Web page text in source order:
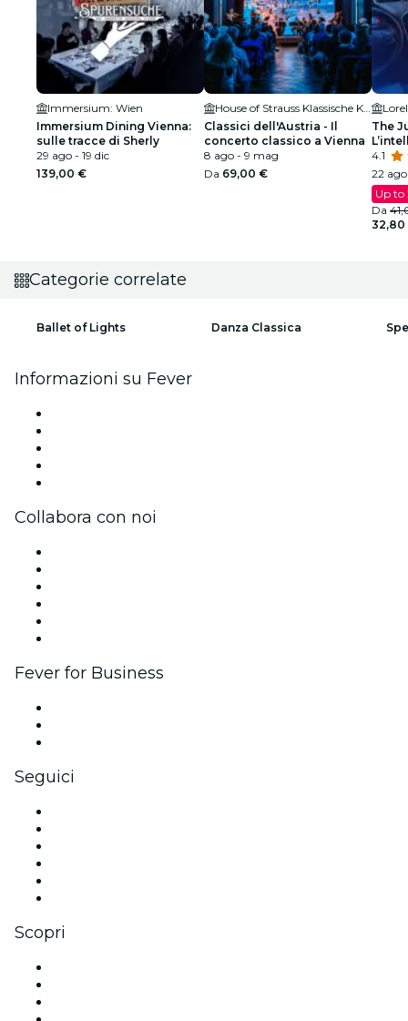
Immersium: Wien
Immersium Dining Vienna:
sulle tracce di Sherly
29 ago - 19 dic
139,00 €
House of Strauss Klassische Konzerte & Museum
Classici dell'Austria - Il
concerto classico a Vienna
8 ago - 9 mag
Da 69,00 €
The
4.1
22
Up to
Da
32,80
Categorie correlate
Ballet of Lights Danza Classica
Informazioni su Fever
Collabora con noi
Fever for Business
Seguici
Scopri